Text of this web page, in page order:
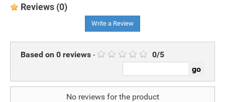
Reviews (0)
Write a Review
Based on 0 reviews - 0/5
No reviews for the product